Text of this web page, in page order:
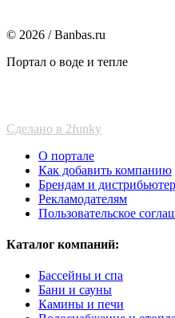
© 2026 / Banbas.ru
Портал о воде и тепле
Сделано в 2funky
О портале
Как добавить компанию
Брендам и
Рекламодателям
Пользовательское
Каталог компаний:
Бассейны и спа
Бани и сауны
Камины и печи